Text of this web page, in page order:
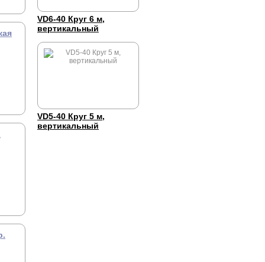
VD6-40 Круг 6 м,
вертикальный
VD5-40 Круг 5 м,
вертикальный